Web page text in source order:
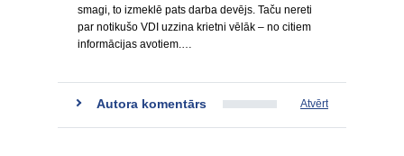
smagi, to izmeklē pats darba devējs. Taču nereti
par notikušo VDI uzzina krietni vēlāk – no citiem
informācijas avotiem.…
Autora komentārs Atvērt